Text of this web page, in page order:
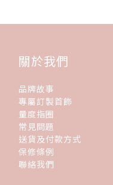
關於我們
品牌故事
專屬訂製首飾
量度指圈
常見問題
送貨及付款方式
保修條例
聯絡我們